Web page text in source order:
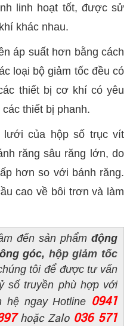
linh hoạt tốt, được sử
khác nhau.
áp suất hơn bằng cách
loại bộ giảm tốc đều có
thiết bị cơ khí có yêu
thiết bị phanh.
của hộp số trục vít
răng sâu răng lớn, do
hơn so với bánh răng.
cao về bôi trơn và làm
đến sản phẩm động
góc, hộp giảm tốc
tôi để được tư vấn
số truyền phù hợp với
hệ ngayHotline 0941
hoặc Zalo 036 571